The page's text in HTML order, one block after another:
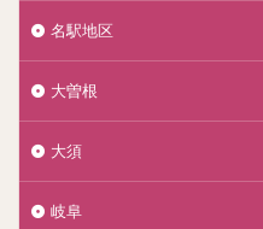
名駅地区
大曽根
大須
岐阜